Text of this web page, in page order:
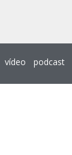
vídeo podcast